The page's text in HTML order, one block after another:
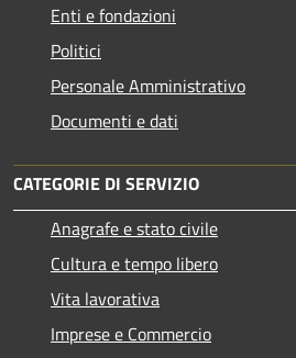
Enti e fondazioni
Politici
Personale Amministrativo
Documenti e dati
CATEGORIE DI SERVIZIO
Anagrafe e stato civile
Cultura e tempo libero
Vita lavorativa
Imprese e Commercio